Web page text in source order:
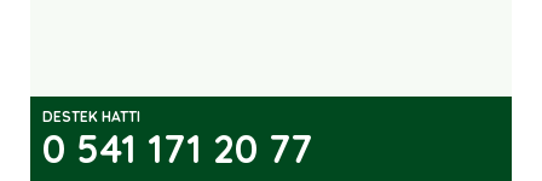
DESTEK HATTI
0 541 171 20 77